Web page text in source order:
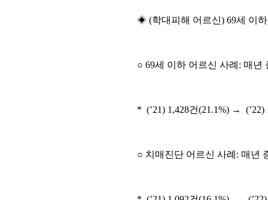
◈ (학대피해 어르신) 69세 이
○ 69세 이하 어르신 사례: 매년
* (’21) 1,428건(21.1%) → (’22)
○ 치매진단 어르신 사례: 매년